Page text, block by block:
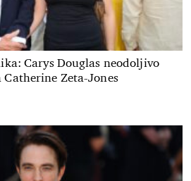
Carys Douglas neodoljivo
Catherine Zeta-Jones